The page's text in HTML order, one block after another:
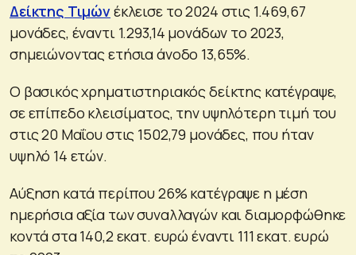
Δείκτης Τιμώνέκλεισε το 2024 στις 1.469,67
μονάδες, έναντι 1.293,14 μονάδων το 2023,
σημειώνοντας ετήσια άνοδο 13,65%.
Ο βασικός χρηματιστηριακός δείκτης κατέγραψε,
σε επίπεδο κλεισίματος, την υψηλότερη τιμή του
στις 20 Μαΐου στις 1502,79 μονάδες, που ήταν
υψηλό 14 ετών.
Αύξηση κατά περίπου 26% κατέγραψε η μέση
ημερήσια αξία των συναλλαγών και διαμορφώθηκε
κοντά στα 140,2 εκατ. ευρώ έναντι 111 εκατ. ευρώ